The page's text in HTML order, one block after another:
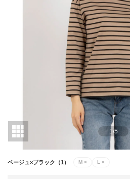
1/5
ベージュ×ブラック（1） M × L ×